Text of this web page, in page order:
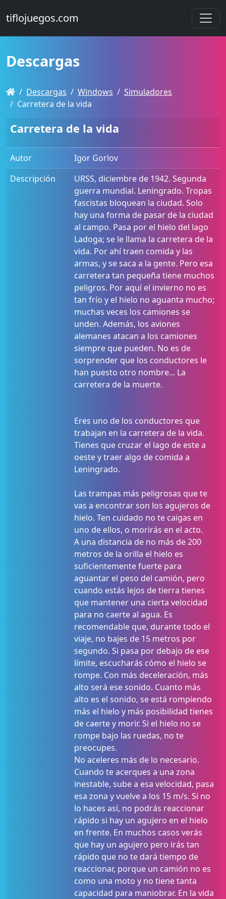
tiflojuegos.com
Descargas
Descargas Windows
Simuladores
Carretera de la vida
Carretera de la vida
Autor
Igor Gorlov
Descripción
URSS, diciembre de 1942. Segunda
guerra mundial. Leningrado. Tropas
fascistas bloquean la ciudad. Solo
hay una forma de pasar de la ciudad
al campo. Pasa por el hielo del lago
Ladoga; se le llama la carretera de la
vida. Por ahí traen comida y las
armas, y se saca a la gente. Pero esa
carretera tan pequeña tiene muchos
peligros. Por aquí el invierno no es
tan frío y el hielo no aguanta mucho;
muchas veces los camiones se
unden. Además, los aviones
alemanes atacan a los camiones
siempre que pueden. No es de
sorprender que los conductores le
han puesto otro nombre... La
carretera de la muerte.
Eres uno de los conductores que
trabajan en la carretera de la vida.
Tienes que cruzar el lago de este a
oeste y traer algo de comida a
Leningrado.
Las trampas más peligrosas que te
vas a encontrar son los agujeros de
hielo. Ten cuidado no te caigas en
uno de ellos, o morirás en el acto.
A una distancia de no más de 200
metros de la orilla el hielo es
suficientemente fuerte para
aguantar el peso del camión, pero
cuando estás lejos de tierra tienes
que mantener una cierta velocidad
para no caerte al agua. Es
recomendable que, durante todo el
viaje, no bajes de 15 metros por
segundo. Si pasa por debajo de ese
límite, escucharás cómo el hielo se
rompe. Con más deceleración, más
alto será ese sonido. Cuanto más
alto es el sonido, se está rompiendo
más el hielo y más posibilidad tienes
de caerte y morir. Si el hielo no se
rompe bajo las ruedas, no te
preocupes.
No aceleres más de lo necesario.
Cuando te acerques a una zona
inestable, sube a esa velocidad, pasa
esa zona y vuelve a los 15 m/s. Si no
lo haces así, no podrás reaccionar
rápido si hay un agujero en el hielo
en frente. En muchos casos verás
que hay un agujero pero irás tan
rápido que no te dará tiempo de
reaccionar, porque un camión no es
como una moto y no tiene tanta
capacidad para maniobrar. En la vida